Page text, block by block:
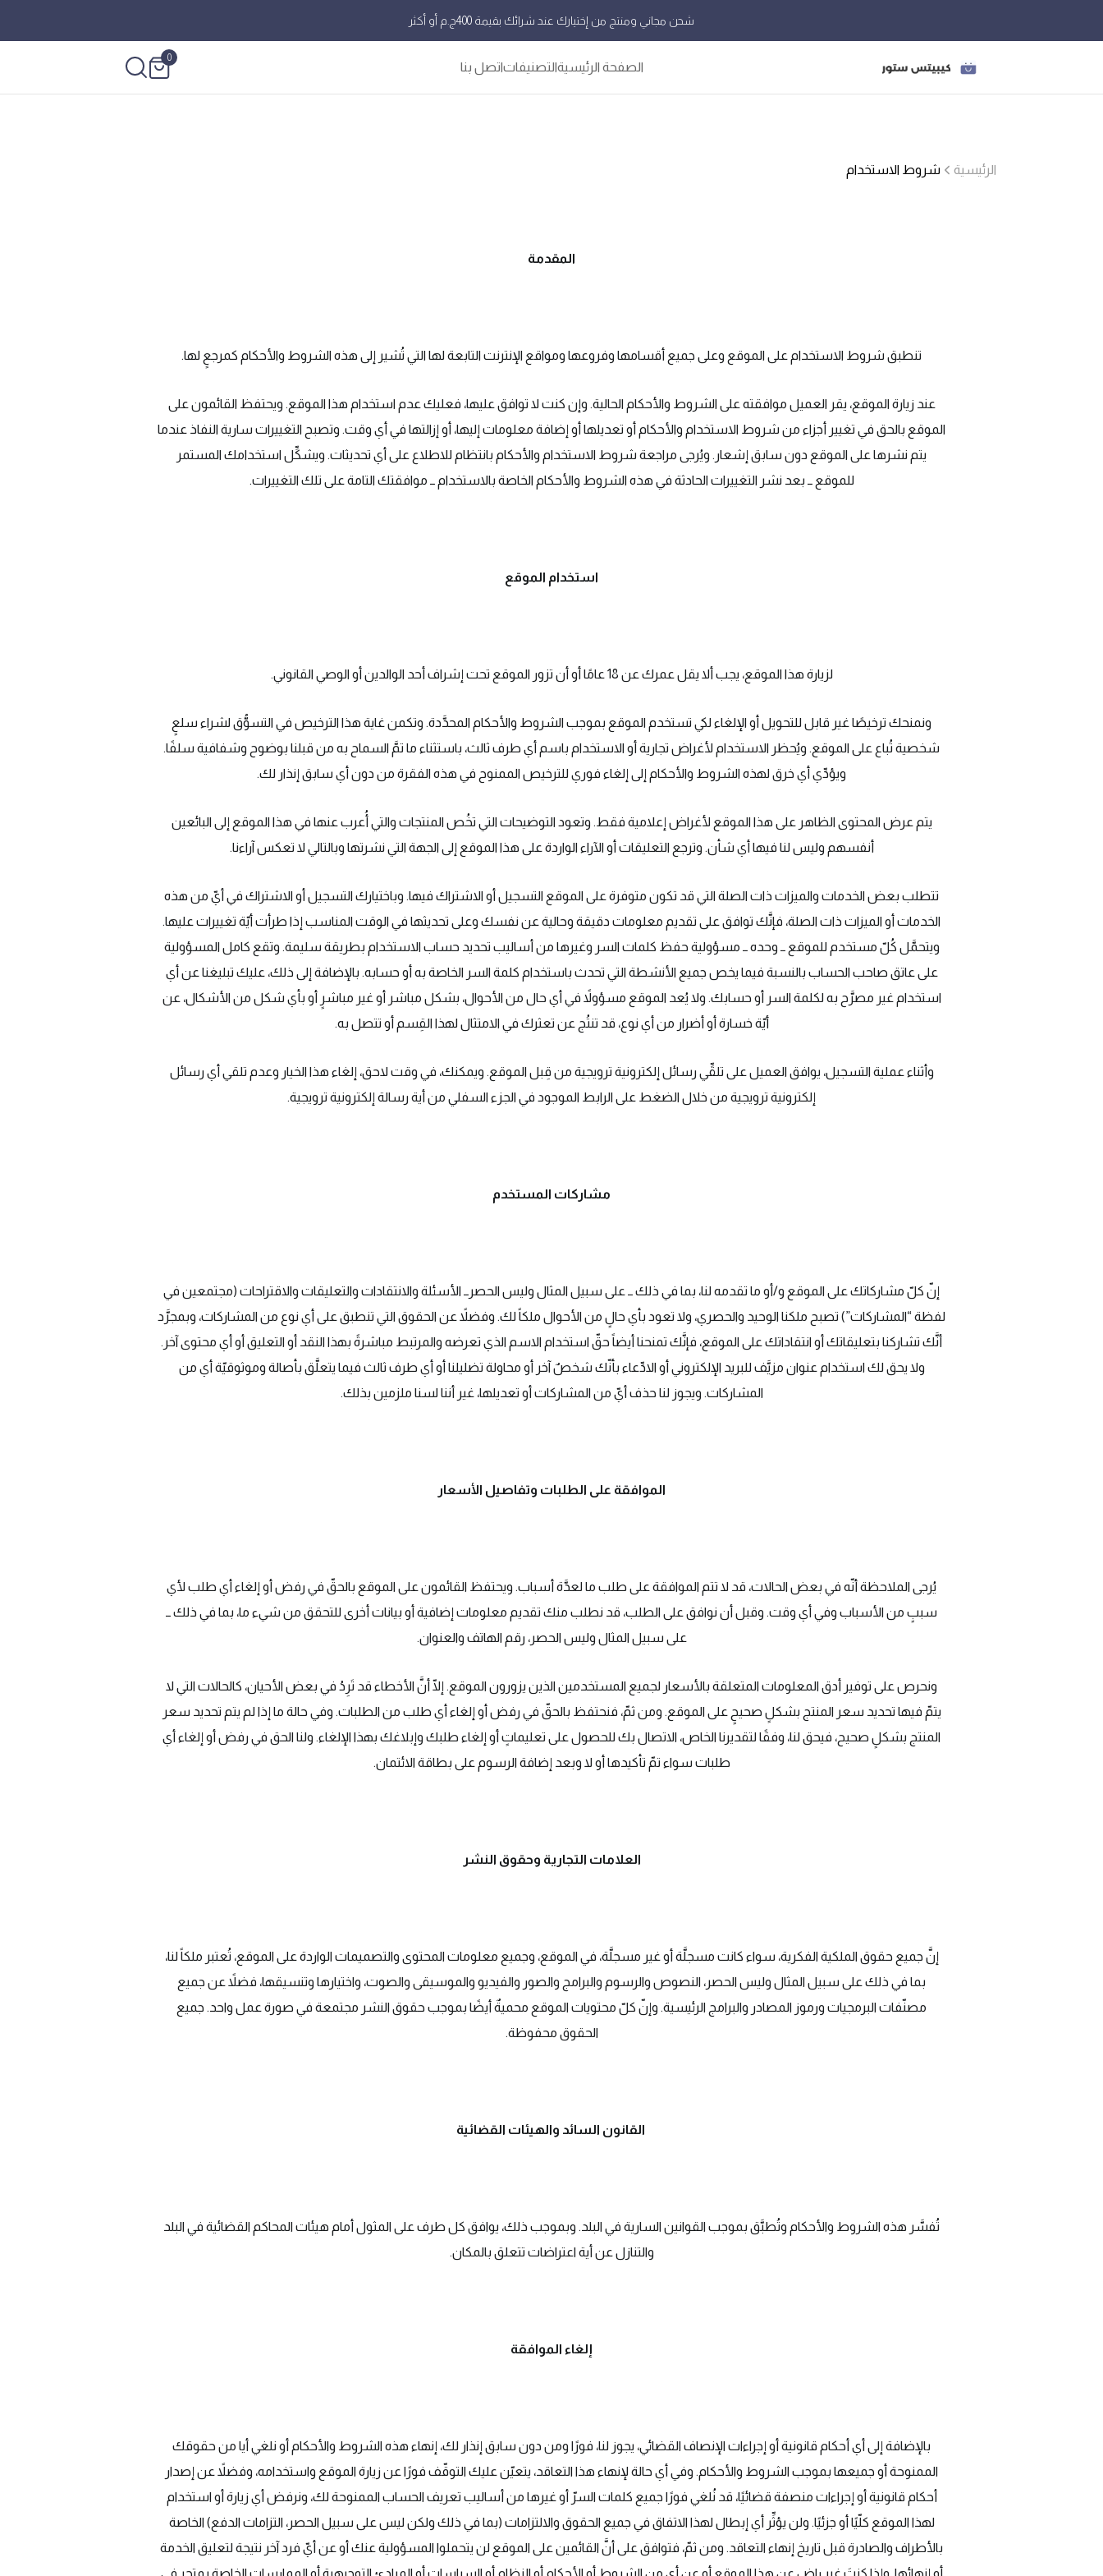
شحن مجاني ومنتج من إختيارك عند شرائك بقيمة 400ج.م أو أكثر
الصفحة الرئيسيةالتصنيفاتاتصل بنا
0
الرئيسية شروط الاستخدام
المقدمة
تنطبق شروط الاستخدام على الموقع وعلى جميع أقسامها وفروعها ومواقع الإنترنت التابعة لها التي تُشير إلى هذه الشروط والأحكام كمرجعٍ لها.
عند زيارة الموقع، يقر العميل موافقته على الشروط والأحكام الحالية. وإن كنت لا توافق عليها، فعليك عدم استخدام هذا الموقع. ويحتفظ القائمون على
الموقع بالحق في تغيير أجزاء من شروط الاستخدام والأحكام أو تعديلها أو إضافة معلومات إليها، أو إزالتها في أي وقت. وتصبح التغييرات سارية النفاذ عندما
يتم نشرها على الموقع دون سابق إشعار. ويُرجى مراجعة شروط الاستخدام والأحكام بانتظام للاطلاع على أي تحديثات. ويشكِّل استخدامك المستمر
للموقع ــ بعد نشر التغييرات الحادثة في هذه الشروط والأحكام الخاصة بالاستخدام ــ موافقتك التامة على تلك التغييرات.
استخدام الموقع
لزيارة هذا الموقع، يجب ألا يقل عمرك عن 18 عامًا أو أن تزور الموقع تحت إشراف أحد الوالدين أو الوصي القانوني.
ونمنحك ترخيصًا غير قابل للتحويل أو الإلغاء لكي تستخدم الموقع بموجب الشروط والأحكام المحدَّدة. وتكمن غاية هذا الترخيص في التسوُّق لشراء سلعٍ
شخصية تُباع على الموقع. ويُحظر الاستخدام لأغراض تجارية أو الاستخدام باسم أي طرف ثالث، باستثناء ما تمَّ السماح به من قبلنا بوضوح وشفافية سلفًا.
ويؤدِّي أي خرق لهذه الشروط والأحكام إلى إلغاء فوري للترخيص الممنوح في هذه الفقرة من دون أي سابق إنذار لك.
يتم عرض المحتوى الظاهر على هذا الموقع لأغراض إعلامية فقط. وتعود التوضيحات التي تخُص المنتجات والتي أُعرب عنها في هذا الموقع إلى البائعين
أنفسهم وليس لنا فيها أي شأن. وترجع التعليقات أو الآراء الواردة على هذا الموقع إلى الجهة التي نشرتها وبالتالي لا تعكس آراءنا.
تتطلب بعض الخدمات والميزات ذات الصلة التي قد تكون متوفرة على الموقع التسجيل أو الاشتراك فيها. وباختيارك التسجيل أو الاشتراك في أيّ من هذه
الخدمات أو الميزات ذات الصلة، فإنَّك توافق على تقديم معلومات دقيقة وحالية عن نفسك وعلى تحديثها في الوقت المناسب إذا طرأت أيّة تغييرات عليها.
ويتحمَّل كُلّ مستخدم للموقع ــ وحده ــ مسؤولية حفظ كلمات السر وغيرها من أساليب تحديد حساب الاستخدام بطريقة سليمة. وتقع كامل المسؤولية
على عاتق صاحب الحساب بالنسبة فيما يخص جميع الأنشطة التي تحدث باستخدام كلمة السر الخاصة به أو حسابه. بالإضافة إلى ذلك، عليك تبليغنا عن أي
استخدام غير مصرَّح به لكلمة السر أو حسابك. ولا يُعد الموقع مسؤولاً في أي حال من الأحوال، بشكل مباشر أو غير مباشرٍ أو بأي شكل من الأشكال، عن
أيّة خسارة أو أضرار من أي نوع، قد تنتُج عن تعثرك في الامتثال لهذا القِسم أو تتصل به.
وأثناء عملية التسجيل، يوافق العميل على تلقِّي رسائل إلكترونية ترويجية من قِبل الموقع. ويمكنك، في وقت لاحق، إلغاء هذا الخيار وعدم تلقي أي رسائل
إلكترونية ترويجية من خلال الضغط على الرابط الموجود في الجزء السفلي من أية رسالة إلكترونية ترويجية.
مشاركات المستخدم
إنّ كلّ مشاركاتك على الموقع و/أو ما تقدمه لنا، بما في ذلك ــ على سبيل المثال وليس الحصرــ الأسئلة والانتقادات والتعليقات والاقتراحات (مجتمعين في
لفظة “المشاركات”) تصبح ملكنا الوحيد والحصري، ولا تعود بأي حالٍ من الأحوال ملكاً لك. وفضلاً عن الحقوق التي تنطبق على أي نوع من المشاركات، وبمجرَّد
أنَّك تشاركنا بتعليقاتك أو انتقاداتك على الموقع، فإنَّك تمنحنا أيضاً حقّ استخدام الاسم الذي تعرضه والمرتبط مباشرةً بهذا النقد أو التعليق أو أي محتوى آخر.
ولا يحق لك استخدام عنوان مزيَّف للبريد الإلكتروني أو الادِّعاء بأنّك شخصٌ آخر أو محاولة تضليلنا أو أي طرف ثالث فيما يتعلَّق بأصالة وموثوقيّة أي من
المشاركات. ويجوز لنا حذف أيّ من المشاركات أو تعديلها، غير أننا لسنا ملزمين بذلك.
الموافقة على الطلبات وتفاصيل الأسعار
يُرجى الملاحظة أنّه في بعض الحالات، قد لا تتم الموافقة على طلب ما لعدَّة أسباب. ويحتفظ القائمون على الموقع بالحقّ في رفض أو إلغاء أي طلب لأي
سببٍ من الأسباب وفي أي وقت. وقبل أن نوافق على الطلب، قد نطلب منك تقديم معلومات إضافية أو بيانات أخرى للتحقق من شيء ما، بما في ذلك ــ
على سبيل المثال وليس الحصر، رقم الهاتف والعنوان.
ونحرص على توفير أدق المعلومات المتعلقة بالأسعار لجميع المستخدمين الذين يزورون الموقع. إلّا أنَّ الأخطاء قد تَرِدُ في بعض الأحيان، كالحالات التي لا
يتمّ فيها تحديد سعر المنتج بشكلٍ صحيحٍ على الموقع. ومن ثمّ، فنحتفظ بالحقّ في رفض أو إلغاء أي طلب من الطلبات. وفي حالة ما إذا لم يتم تحديد سعر
المنتج بشكلٍ صحيح، فيحق لنا، وفقًا لتقديرنا الخاص، الاتصال بك للحصول على تعليماتٍ أو إلغاء طلبك وإبلاغك بهذا الإلغاء. ولنا الحق في رفض أو إلغاء أي
طلبات سواء تمّ تأكيدها أو لا وبعد إضافة الرسوم على بطاقة الائتمان.
العلامات التجارية وحقوق النشر
إنَّ جميع حقوق الملكية الفكرية، سواء كانت مسجلَّة أو غير مسجلَّة، في الموقع، وجميع معلومات المحتوى والتصميمات الواردة على الموقع، تُعتبر ملكاً لنا،
بما في ذلك على سبيل المثال وليس الحصر، النصوص والرسوم والبرامج والصور والفيديو والموسيقى والصوت، واختيارها وتنسيقها، فضلاً عن جميع
مصنّفات البرمجيات ورموز المصادر والبرامج الرئيسية. وإنّ كلّ محتويات الموقع محميةٌ أيضًا بموجب حقوق النشر مجتمعة في صورة عمل واحد. جميع
الحقوق محفوظة.
القانون السائد والهيئات القضائية
تُفسَّر هذه الشروط والأحكام وتُطبَّق بموجب القوانين السارية في البلد. وبموجب ذلك، يوافق كل طرف على المثول أمام هيئات المحاكم القضائية في البلد
والتنازل عن أية اعتراضات تتعلق بالمكان.
إلغاء الموافقة
بالإضافة إلى أي أحكام قانونية أو إجراءات الإنصاف القضائي، يجوز لنا، فورًا ومن دون سابق إنذار لك، إنهاء هذه الشروط والأحكام أو نلغي أيا من حقوقك
الممنوحة أو جميعها بموجب الشروط والأحكام. وفي أي حالة لإنهاء هذا التعاقد، يتعيّن عليك التوقّف فورًا عن زيارة الموقع واستخدامه، وفضلاً عن إصدار
أحكام قانونية أو إجراءات منصفة قضائيًا، قد نُلغي فورًا جميع كلمات السرّ أو غيرها من أساليب تعريف الحساب الممنوحة لك، ونرفض أي زيارة أو استخدام
لهذا الموقع كلّيًا أو جزئيًا. ولن يؤثِّر أي إبطال لهذا الاتفاق في جميع الحقوق والالتزامات (بما في ذلك ولكن ليس على سبيل الحصر، التزامات الدفع) الخاصة
بالأطراف والصادرة قبل تاريخ إنهاء التعاقد. ومن ثمّ، فتوافق على أنَّ القائمين على الموقع لن يتحملوا المسؤولية عنك أو عن أيّ فرد آخر نتيجة لتعليق الخدمة
أو إنهائها. وإذا كنتَ غير راضٍ عن هذا الموقع أو عن أي من الشروط أو الأحكام أو النظام أو السياسات أو المبادئ التوجيهية أو الممارسات الخاصة بمتجر في